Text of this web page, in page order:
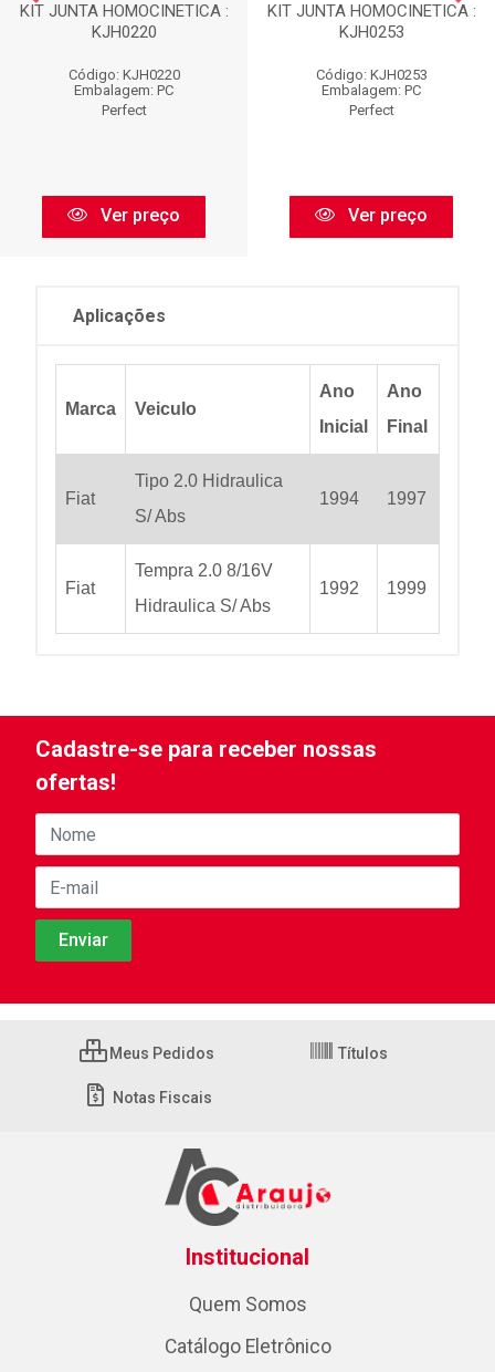
KIT JUNTA HOMOCINETICA :
KJH0220
Código: KJH0220
Embalagem: PC
Perfect
Ver preço
KIT JUNTA HOMOCINETICA :
KJH0253
Código: KJH0253
Embalagem: PC
Perfect
Ver preço
Aplicações
Marca Veiculo
Ano
Inicial
Ano
Final
Fiat
Tipo 2.0 Hidraulica
S/ Abs
1994 1997
Fiat
Tempra 2.0 8/16V
Hidraulica S/ Abs
1992 1999
Cadastre-se para receber nossas
ofertas!
Meus Pedidos Títulos
Notas Fiscais
Institucional
Quem Somos
Catálogo Eletrônico